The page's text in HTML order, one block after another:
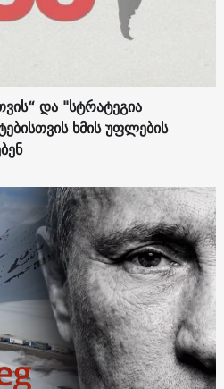
და "სტრატეგია
ხმის უფლების